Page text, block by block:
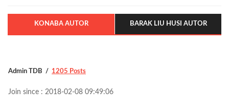
KONABA AUTOR BARAK LIU HUSI AUTOR
Admin TDB 1205 Posts
Join since : 2018-02-08 09:49:06